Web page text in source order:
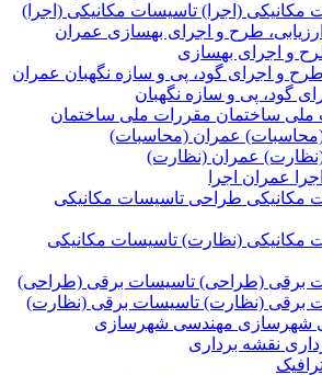
تاسیسات مکانیکی (اجرا)
عمران
طرح و اجرای بهسازی
عمران
گود، پی و سازه نگهبان
مقررات ملی ساختمان
عمران (محاسبات)
عمران (نظارت)
عمران اجرا
تاسیسات مکانیکی
تاسیسات مکانیکی
تاسیسات برقی (طراحی)
تاسیسات برقی (نظارت)
مهندسی شهرسازی
نقشه برداری